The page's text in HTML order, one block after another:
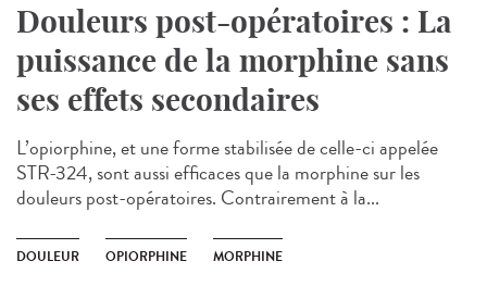
Douleurs post-opératoires : La
puissance de la morphine sans
ses effets secondaires
L’opiorphine, et une forme stabilisée de celle-ci appelée
STR-324, sont aussi efficaces que la morphine sur les
douleurs post-opératoires. Contrairement à la...
DOULEUR OPIORPHINE MORPHINE